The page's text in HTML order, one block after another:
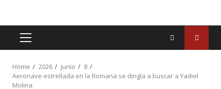
PRIMARY
Home 2026 junio
8
Aeronave estrellada en la Romana se dirigía a buscar a Yadiel
Molina